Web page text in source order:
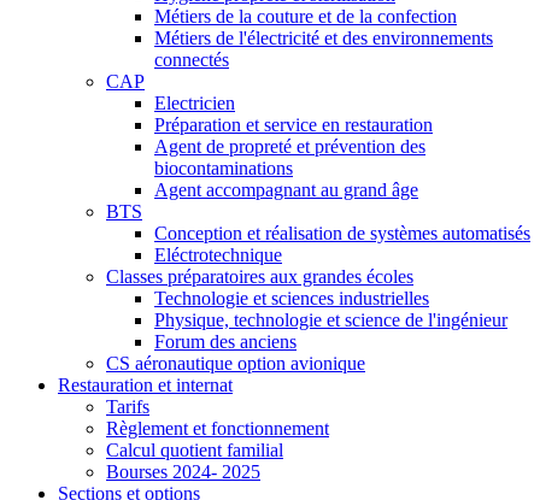
Métiers de la couture et de la confection
Métiers de l'électricité et des environnements
connectés
CAP
Electricien
Préparation et service en restauration
Agent de propreté et prévention des
biocontaminations
Agent accompagnant au grand âge
BTS
Conception et réalisation de systèmes automatisés
Eléctrotechnique
Classes préparatoires aux grandes écoles
Technologie et sciences industrielles
Physique, technologie et science de l'ingénieur
Forum des anciens
CS aéronautique option avionique
Restauration et internat
Tarifs
Règlement et fonctionnement
Calcul quotient familial
Bourses 2024- 2025
Sections et options